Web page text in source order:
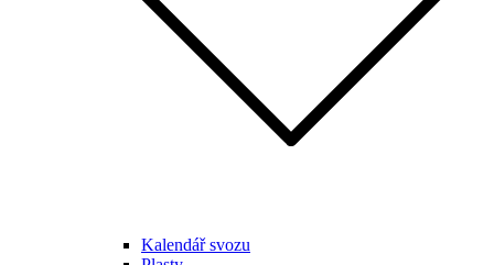
Kalendář svozu